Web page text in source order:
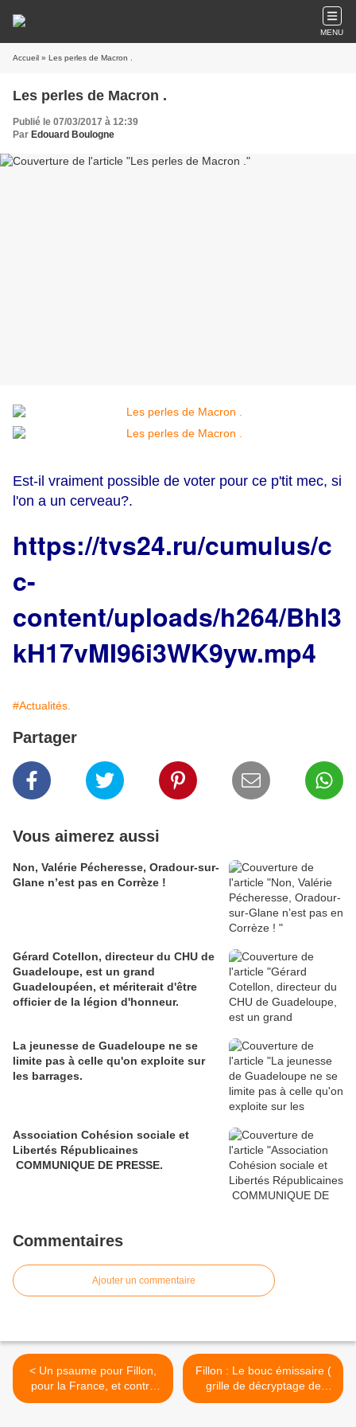
MENU
Accueil » Les perles de Macron .
Les perles de Macron .
Publié le 07/03/2017 à 12:39
Par Edouard Boulogne
Est-il vraiment possible de voter pour ce p'tit mec, si
l'on a un cerveau?.
https://tvs24.ru/cumulus/c
c-
content/uploads/h264/BhI3
kH17vMI96i3WK9yw.mp4
#Actualités.
Partager
Vous aimerez aussi
Non, Valérie Pécheresse, Oradour-sur-
Glane n’est pas en Corrèze !
Gérard Cotellon, directeur du CHU de
Guadeloupe, est un grand
Guadeloupéen, et mériterait d'être
officier de la légion d'honneur.
La jeunesse de Guadeloupe ne se
limite pas à celle qu'on exploite sur
les barrages.
Association Cohésion sociale et
Libertés Républicaines
COMMUNIQUE DE PRESSE.
Commentaires
Ajouter un commentaire
< Un psaume pour Fillon,
pour la France, et contre
les mauvais juges, en ce
Fillon : Le bouc émissaire (
grille de décryptage de
René Girard ). . >